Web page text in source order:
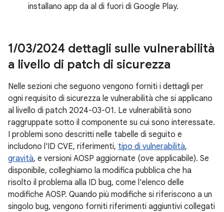
installano app da al di fuori di Google Play.
1/03/2024 dettagli sulle vulnerabilità
a livello di patch di sicurezza
Nelle sezioni che seguono vengono forniti i dettagli per
ogni requisito di sicurezza le vulnerabilità che si applicano
al livello di patch 2024-03-01. Le vulnerabilità sono
raggruppate sotto il componente su cui sono interessate.
I problemi sono descritti nelle tabelle di seguito e
includono l'ID CVE, riferimenti, tipo di vulnerabilità,
gravità, e versioni AOSP aggiornate (ove applicabile). Se
disponibile, colleghiamo la modifica pubblica che ha
risolto il problema alla ID bug, come l'elenco delle
modifiche AOSP. Quando più modifiche si riferiscono a un
singolo bug, vengono forniti riferimenti aggiuntivi collegati